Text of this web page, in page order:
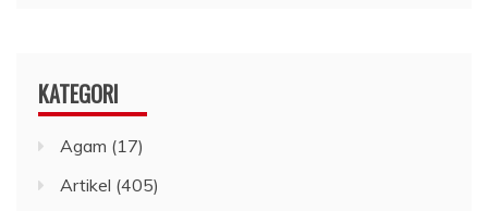
KATEGORI
Agam (17)
Artikel (405)